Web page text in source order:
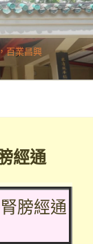
百業昌興
經通
膀經通